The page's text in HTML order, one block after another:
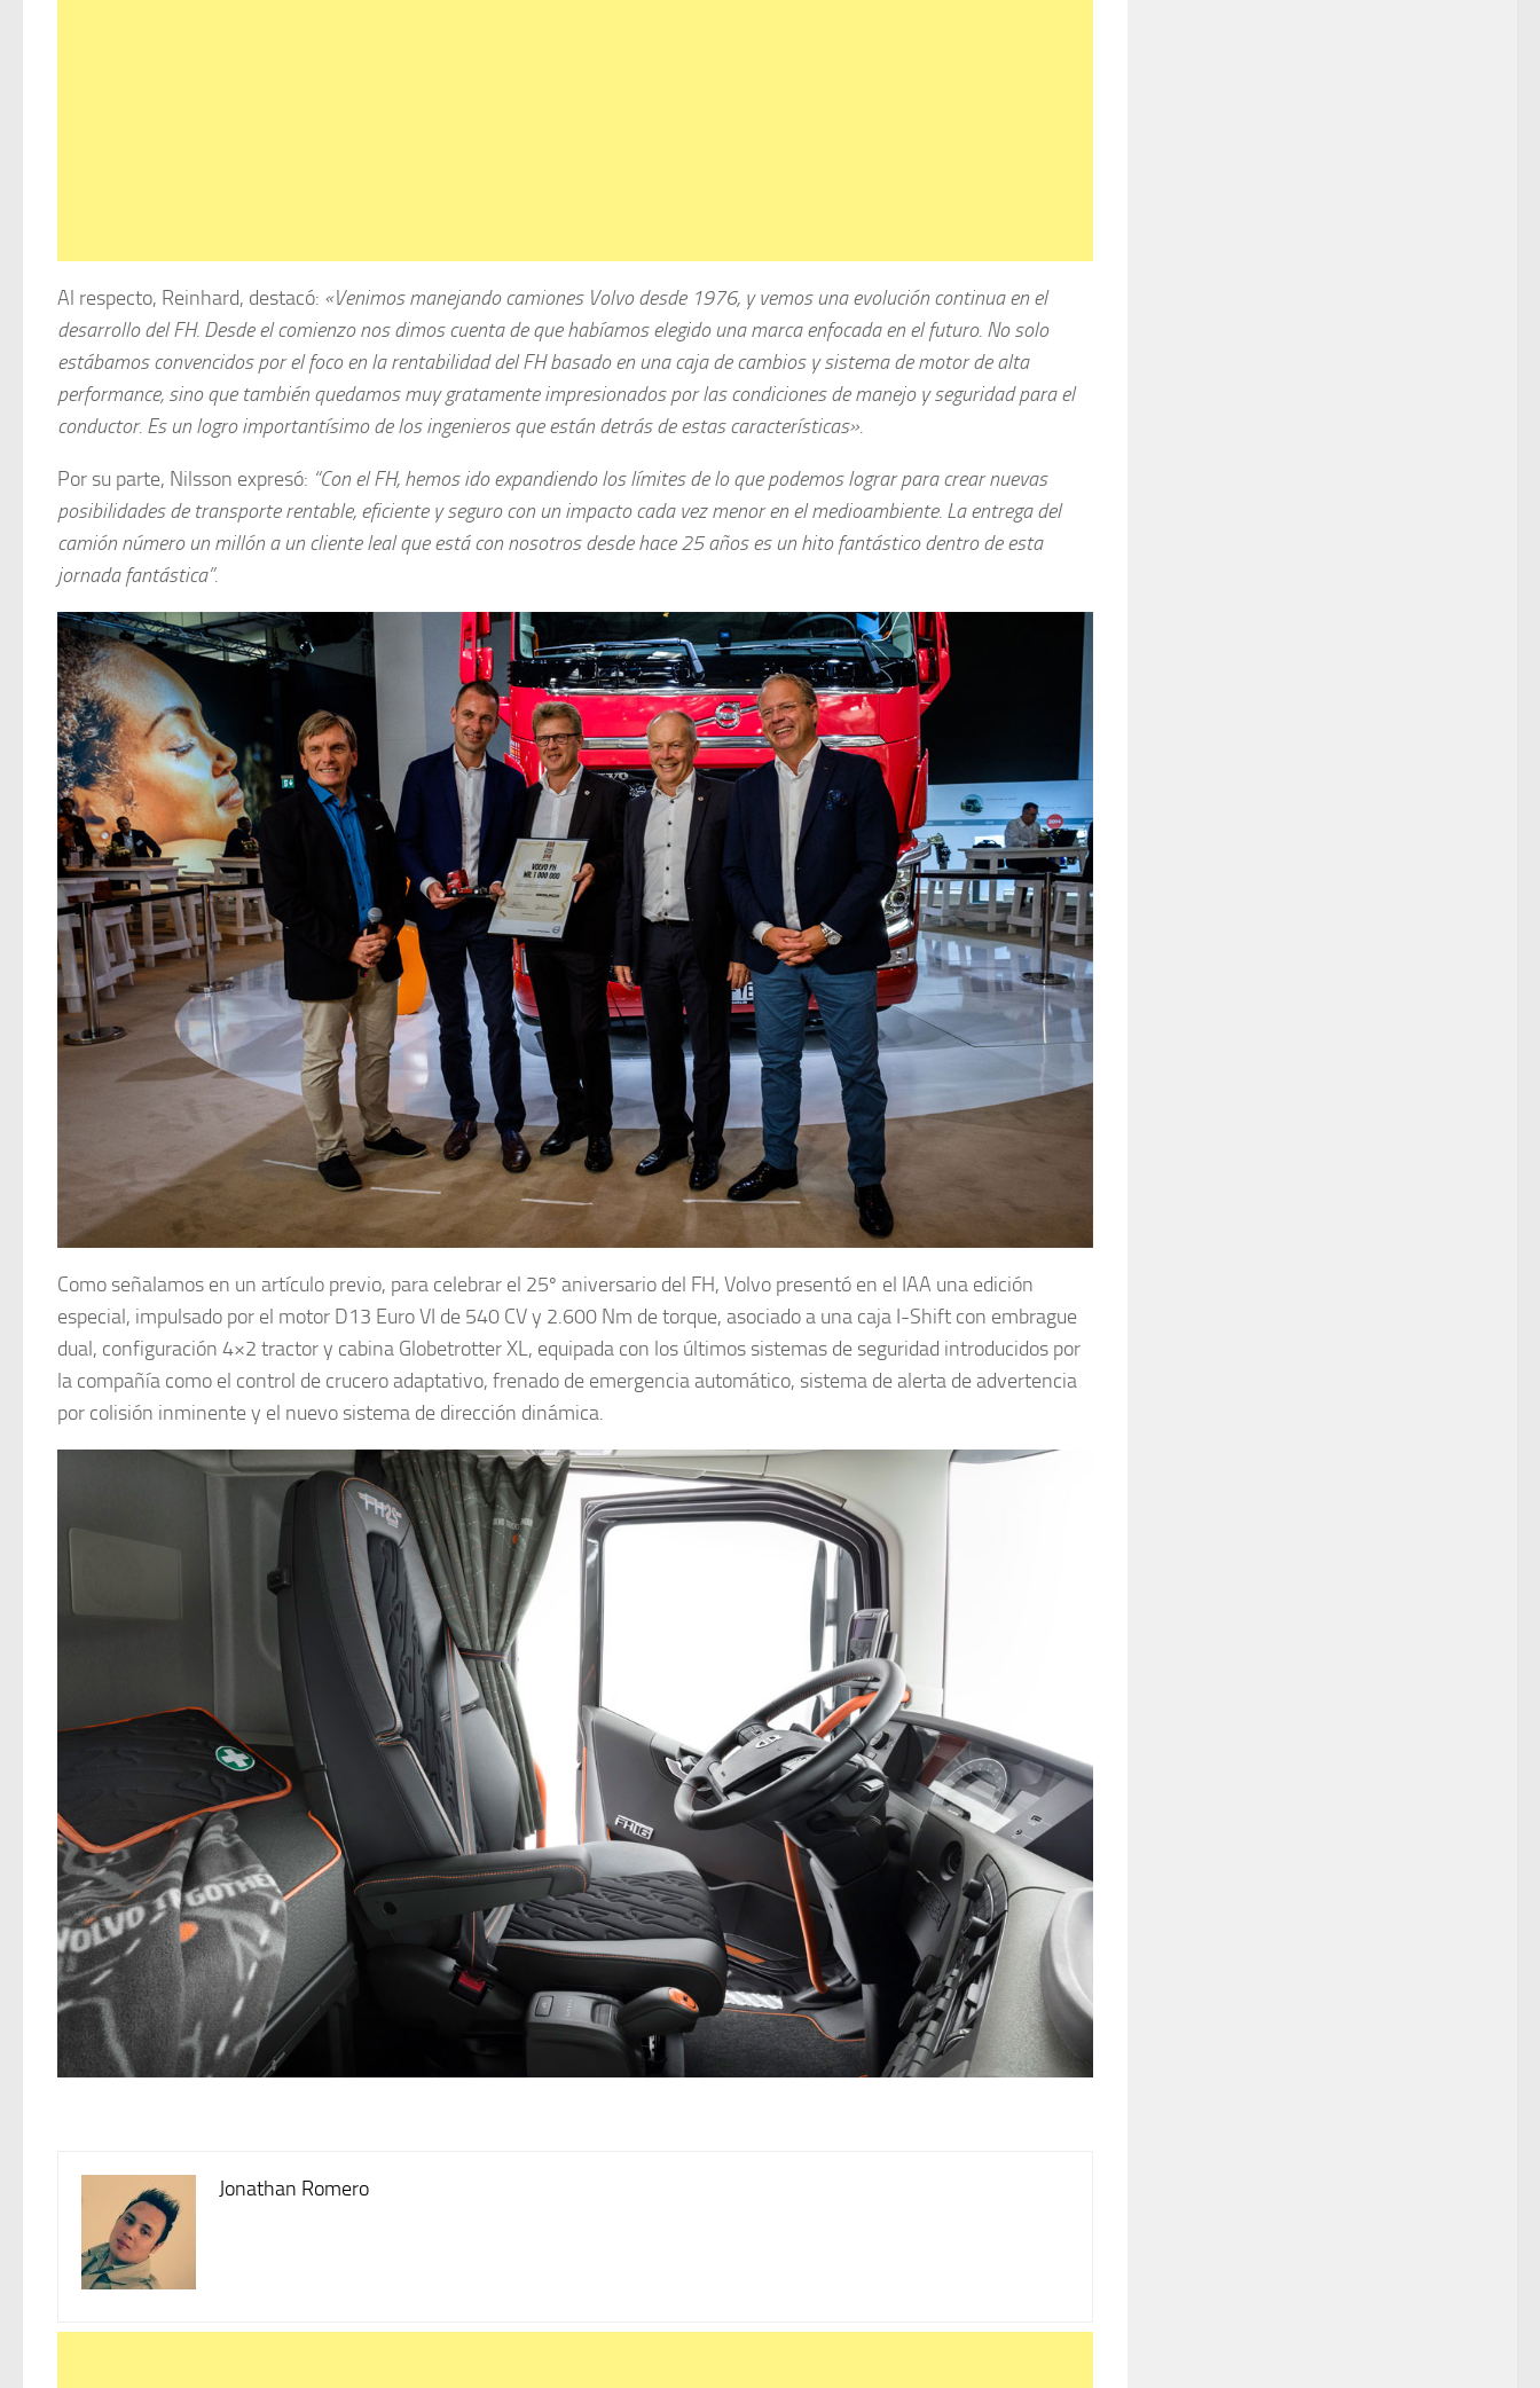
Al respecto, Reinhard, destacó: «Venimos manejando camiones Volvo desde 1976, y vemos una evolución continua en el
desarrollo del FH. Desde el comienzo nos dimos cuenta de que habíamos elegido una marca enfocada en el futuro. No solo
estábamos convencidos por el foco en la rentabilidad del FH basado en una caja de cambios y sistema de motor de alta
performance, sino que también quedamos muy gratamente impresionados por las condiciones de manejo y seguridad para el
conductor. Es un logro importantísimo de los ingenieros que están detrás de estas características».
Por su parte, Nilsson expresó: “Con el FH, hemos ido expandiendo los límites de lo que podemos lograr para crear nuevas
posibilidades de transporte rentable, eficiente y seguro con un impacto cada vez menor en el medioambiente. La entrega del
camión número un millón a un cliente leal que está con nosotros desde hace 25 años es un hito fantástico dentro de esta
jornada fantástica”.
Como señalamos en un artículo previo, para celebrar el 25º aniversario del FH, Volvo presentó en el IAA una edición
especial, impulsado por el motor D13 Euro VI de 540 CV y 2.600 Nm de torque, asociado a una caja I-Shift con embrague
dual, configuración 4×2 tractor y cabina Globetrotter XL, equipada con los últimos sistemas de seguridad introducidos por
la compañía como el control de crucero adaptativo, frenado de emergencia automático, sistema de alerta de advertencia
por colisión inminente y el nuevo sistema de dirección dinámica.
Jonathan Romero